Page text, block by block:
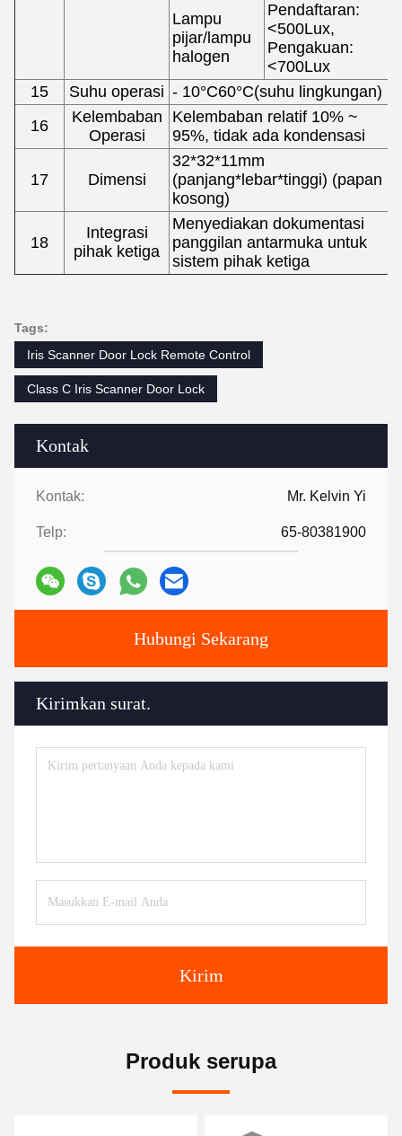
Kontak
Kontak: Mr. Kelvin Yi
Telp: 65-80381900
Hubungi Sekarang
Kirimkan surat.
Kirim
Lampu
pijar/lampu
halogen
Pendaftaran:
<500Lux,
Pengakuan:
<700Lux
15
Suhu operasi - 10°C60°C(suhu lingkungan)
16
Kelembaban
Operasi
Kelembaban relatif 10% ~
95%, tidak ada kondensasi
17 Dimensi
32*32*11mm
(panjang*lebar*tinggi) (papan
kosong)
18
Integrasi
pihak ketiga
Menyediakan dokumentasi
panggilan antarmuka untuk
sistem pihak ketiga
Tags:
Iris Scanner Door Lock Remote Control
Class C Iris Scanner Door Lock
Produk serupa